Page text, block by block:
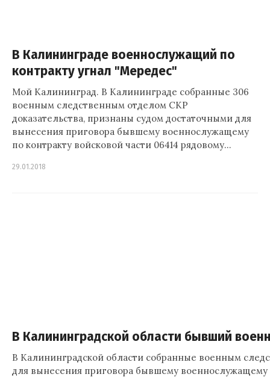
В Калининграде военнослужащий по
контракту угнал "Мередес"
Мой Калининград. В Калининграде собранные 306
военным следственным отделом СКР
доказательства, признаны судом достаточными для
вынесения приговора бывшему военнослужащему
по контракту войсковой части 06414 рядовому…
29.01.2018
В Калининградской области бывший
В Калининградской области собранные военным
для вынесения приговора бывшему